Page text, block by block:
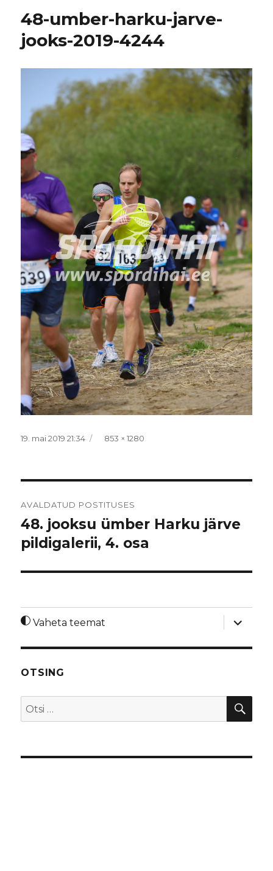
48-umber-harku-jarve-
jooks-2019-4244
Postitatud
19. mai 2019 21:34 Täissuurus
853 × 1280
AVALDATUD POSTITUSES
48. jooksu ümber Harku järve
pildigalerii, 4. osa
Vaheta teemat
laienda
OTSING
Otsi: